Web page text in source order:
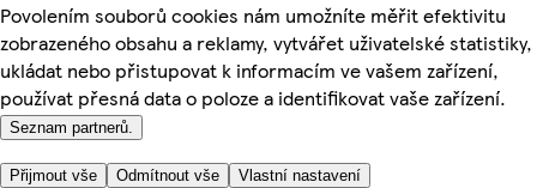
Povolením souborů cookies nám umožníte měřit efektivitu
zobrazeného obsahu a reklamy, vytvářet uživatelské statistiky,
ukládat nebo přistupovat k informacím ve vašem zařízení,
používat přesná data o poloze a identifikovat vaše zařízení.
Seznam partnerů.
Přijmout vše Odmítnout vše Vlastní nastavení